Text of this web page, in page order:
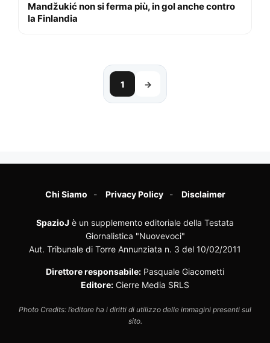
Mandžukić non si ferma più, in gol anche contro
la Finlandia
1 →
Chi Siamo Privacy Policy Disclaimer
SpazioJ è un supplemento editoriale della Testata
Giornalistica "Nuovevoci"
Aut. Tribunale di Torre Annunziata n. 3 del 10/02/2011
Direttore responsabile: Pasquale Giacometti
Editore: Cierre Media SRLS
Photo Credits: l’editore ha i diritti di utilizzo delle immagini presenti sul
sito.